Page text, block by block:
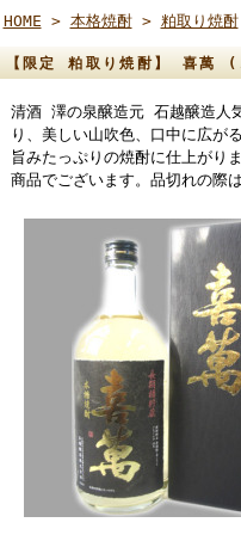
HOME > 本格焼酎> 粕取り焼酎
【限定 粕取り焼酎】 喜
清酒 澤の泉醸造元 石越醸造人
り、美しい山吹色、口中に広が
旨みたっぷりの焼酎に仕上がり
商品でございます。品切れの際